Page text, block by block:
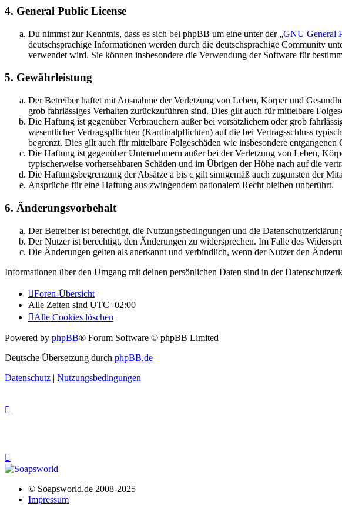
4. General Public License
Du nimmst zur Kenntnis, dass es sich bei phpBB um eine unter der „GNU General
deutschsprachige Informationen werden durch die deutschsprachige Community
verwendet wird. Sie können insbesondere die Verwendung der Software für
5. Gewährleistung
Der Betreiber haftet mit Ausnahme der Verletzung von Leben, Körper und
grob fahrlässiges Verhalten zurückzuführen sind. Dies gilt auch für mittelbare
Die Haftung ist gegenüber Verbrauchern außer bei vorsätzlichem oder grob
wesentlicher Vertragspflichten (Kardinalpflichten) auf die bei Vertragsschluss
begrenzt. Dies gilt auch für mittelbare Folgeschäden wie insbesondere entgangenen
Die Haftung ist gegenüber Unternehmern außer bei der Verletzung von Leben,
typischerweise vorhersehbaren Schäden und im Übrigen der Höhe nach auf die
Die Haftungsbegrenzung der Absätze a bis c gilt sinngemäß auch zugunsten der
Ansprüche für eine Haftung aus zwingendem nationalem Recht bleiben unberührt.
6. Änderungsvorbehalt
Der Betreiber ist berechtigt, die Nutzungsbedingungen und die
Der Nutzer ist berechtigt, den Änderungen zu widersprechen. Im Falle des
Die Änderungen gelten als anerkannt und verbindlich, wenn der Nutzer den
Informationen über den Umgang mit deinen persönlichen Daten sind in der
Foren-Übersicht
Alle Zeiten sind UTC+02:00
Alle Cookies löschen
Powered by phpBB® Forum Software © phpBB Limited
Deutsche Übersetzung durch phpBB.de
Datenschutz | Nutzungsbedingungen
© Soapsworld.de 2008-2025
Impressum